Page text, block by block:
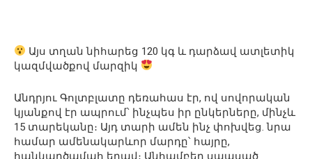
Այս տղան նիհարեց 120 կգ և դարձավ ատլետիկ
կազմվածքով մարզիկ
Անդրյու Գոլտբլատը դեռահաս էր, ով սովորական
կյանքով էր ապրում՝ ինչպես իր ընկերները, մինչև
15 տարեկանը։ Այդ տարի ամեն ինչ փոխվեց. նրա
համար ամենակարևոր մարդը՝ հայրը,
հանկարծամահ եղավ։ Անհամբեր սպասած